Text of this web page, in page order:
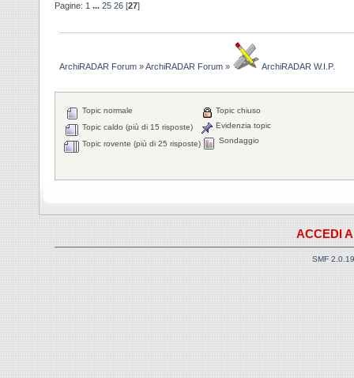
Pagine: 1 ... 25 26 [27]
ArchiRADAR Forum »ArchiRADAR Forum » ArchiRADAR W.I.P.
Topic normale
Topic caldo (più di 15 risposte)
Topic rovente (più di 25 risposte)
Topic chiuso
Evidenzia topic
Sondaggio
ACCEDI
SMF 2.0.19